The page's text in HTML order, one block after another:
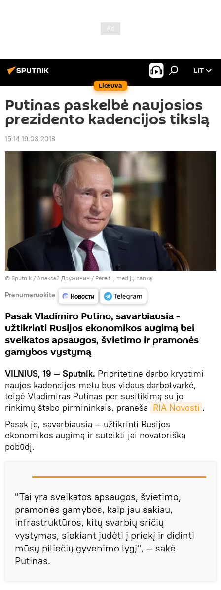
Lietuva
LIT
Putinas paskelbė naujosios
prezidento kadencijos tikslą
15:14 19.03.2018
© Sputnik / Алексей Дружинин / Pereiti į medijų banką
Prenumeruokite
Pasak Vladimiro Putino, savarbiausia -
užtikrinti Rusijos ekonomikos augimą bei
sveikatos apsaugos, švietimo ir pramonės
gamybos vystymą
VILNIUS, 19 — Sputnik. Prioritetine darbo kryptimi
naujos kadencijos metu bus vidaus darbotvarkė,
teigė Vladimiras Putinas per susitikimą su jo
rinkimų štabo pirmininkais, praneša RIA Novosti .
Pasak jo, savarbiausia — užtikrinti Rusijos
ekonomikos augimą ir suteikti jai novatorišką
pobūdį.
"Tai yra sveikatos apsaugos, švietimo,
pramonės gamybos, kaip jau sakiau,
infrastruktūros, kitų svarbių sričių
vystymas, siekiant judėti į priekį ir didinti
mūsų piliečių gyvenimo lygį", — sakė
Putinas.